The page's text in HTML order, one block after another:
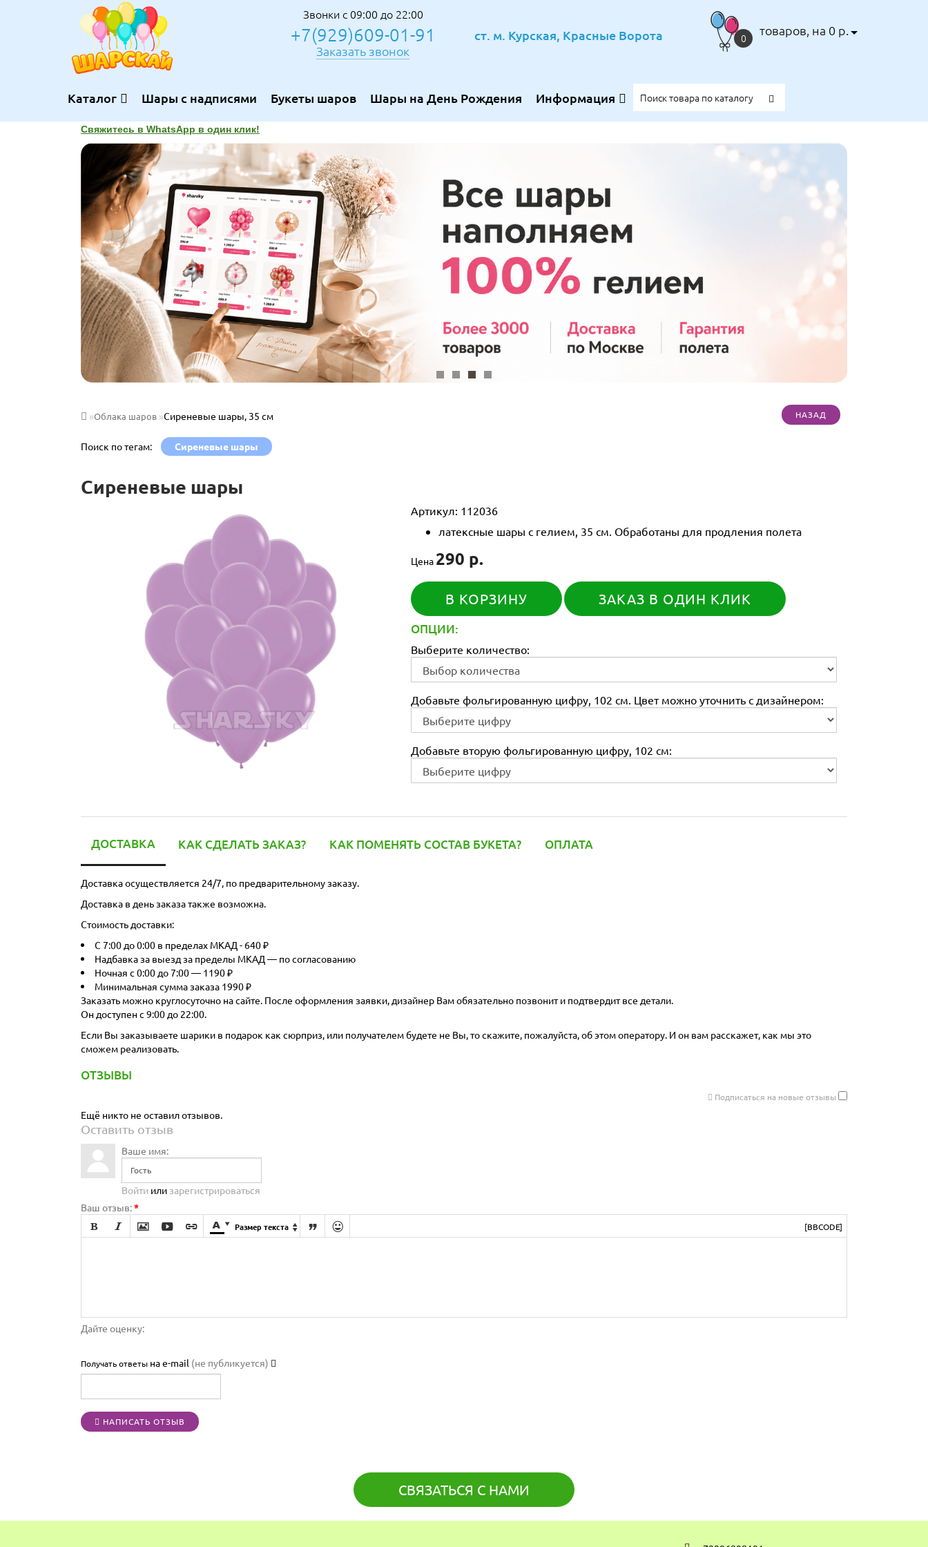
Звонки с 09:00 до 22:00
+7(929)609-01-91
Заказать звонок
ст. м. Курская, Красные Ворота 0 товаров, на 0 р.
Каталог Шары с надписями Букеты шаров Шары на День Рождения Информация
Свяжитесь в WhatsApp в один клик!
Облака шаров Сиреневые шары, 35 см
Поиск по тегам: Сиреневые шары
Сиреневые шары
Артикул: 112036
латексные шары с гелием, 35 см. Обработаны для продления полета
Цена 290 р.
В КОРЗИНУ ЗАКАЗ В ОДИН КЛИК
ОПЦИИ:
Выберите количество:
Добавьте фольгированную цифру, 102 см. Цвет можно уточнить с дизайнером:
Добавьте вторую фольгированную цифру, 102 см:
ДОСТАВКА КАК СДЕЛАТЬ ЗАКАЗ? КАК ПОМЕНЯТЬ СОСТАВ БУКЕТА? ОПЛАТА
Доставка осуществляется 24/7, по предварительному заказу.
Доставка в день заказа также возможна.
Стоимость доставки:
С 7:00 до 0:00 в пределах МКАД - 640 ₽
Надбавка за выезд за пределы МКАД — по согласованию
Ночная с 0:00 до 7:00 — 1190 ₽
Минимальная сумма заказа 1990 ₽
Заказать можно круглосуточно на сайте. После оформления заявки, дизайнер Вам обязательно позвонит и подтвердит все детали.
Он доступен с 9:00 до 22:00.
Если Вы заказываете шарики в подарок как сюрприз, или получателем будете не Вы, то скажите, пожалуйста, об этом оператору. И он вам расскажет, как мы это
сможем реализовать.
ОТЗЫВЫ
Подписаться на новые отзывы
Ещё никто не оставил отзывов.
Оставить отзыв
Ваше имя:
Войти или зарегистрироваться
Ваш отзыв:*

      Размер текста    [BBCODE]
Дайте оценку:
Получать ответы на e-mail (не публикуется)
НАПИСАТЬ ОТЗЫВ
СВЯЗАТЬСЯ С НАМИ